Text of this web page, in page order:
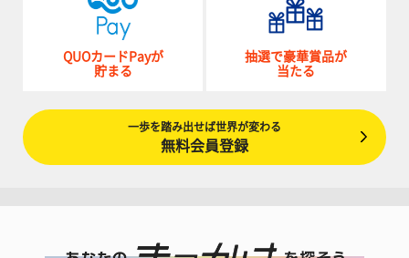
QUOカードPayが
貯まる
抽選で豪華賞品が
当たる
一歩を踏み出せば世界が変わる
無料会員登録